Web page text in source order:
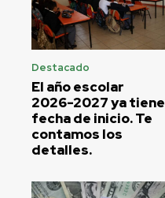
Destacado
El año escolar
2026-2027 ya tiene
fecha de inicio. Te
contamos los
detalles.